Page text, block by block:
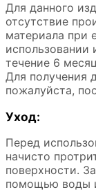
Для данного
отсутствие
материала при
течение 6
Для получения
пожалуйста,
Уход:
Перед
начисто
поверхности.
помощью воды